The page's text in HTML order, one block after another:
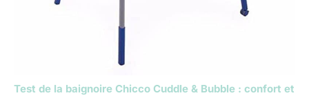
Test de la baignoire Chicco Cuddle & Bubble : confort et